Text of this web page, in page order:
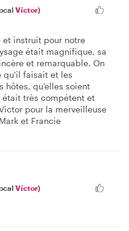
Víctor)
et instruit pour notre
était magnifique, sa
et remarquable. On
qu'il faisait et les
hôtes, qu'elles soient
était très compétent et
pour la merveilleuse
et Francie
Víctor)